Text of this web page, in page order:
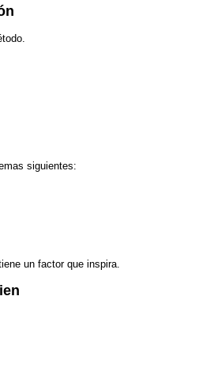
siguientes:
un factor que inspira.